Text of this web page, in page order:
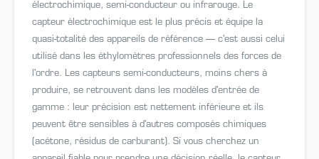
électrochimique, semi-conducteur ou infrarouge. Le
capteur électrochimique est le plus précis et équipe la
quasi-totalité des appareils de référence — c'est aussi celui
utilisé dans les éthylomètres professionnels des forces de
l'ordre. Les capteurs semi-conducteurs, moins chers à
produire, se retrouvent dans les modèles d'entrée de
gamme : leur précision est nettement inférieure et ils
peuvent être sensibles à d'autres composés chimiques
(acétone, résidus de carburant). Si vous cherchez un